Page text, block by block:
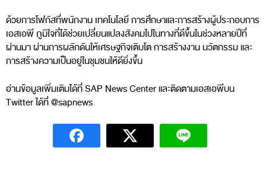
ด้วยการโฟกัสที่พนักงาน เทคโนโลยี การศึกษาและการสร้างผู้ประกอบการ
เอสเอพี ภูมิใจที่ได้ช่วยเปลี่ยนแปลงสังคมไปในทางที่ดีขึ้นในช่วงหลายปีที่
ผ่านมา ผ่านการผลักดันให้เศรษฐกิจเติบโต การสร้างงาน นวัตกรรม และ
การสร้างความเป็นอยู่ในชุมชนให้ดียิ่งขึ้น
อ่านข้อมูลเพิ่มเติมได้ที่ SAP News Center และติดตามเอสเอพีบน
Twitter ได้ที่ @sapnews